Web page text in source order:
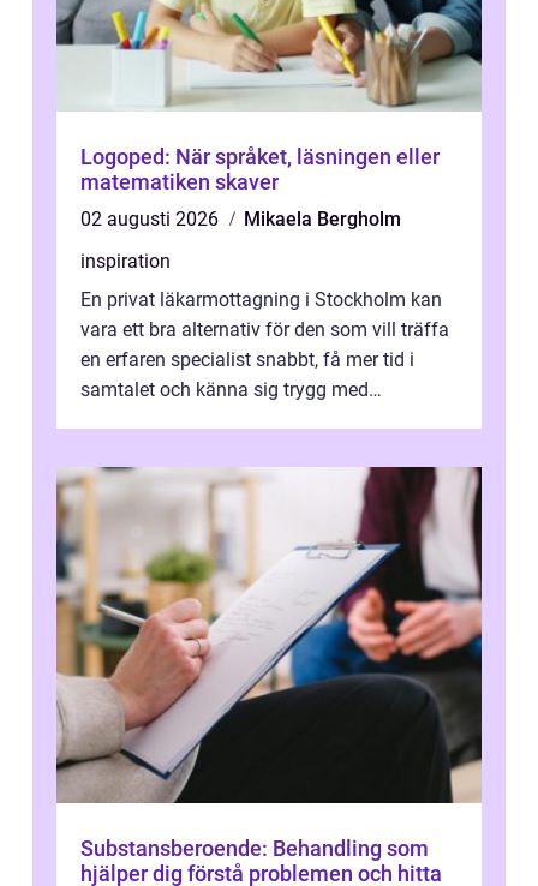
Logoped: När språket, läsningen eller
matematiken skaver
02 augusti 2026
Mikaela Bergholm
inspiration
En privat läkarmottagning i Stockholm kan
vara ett bra alternativ för den som vill träffa
en erfaren specialist snabbt, få mer tid i
samtalet och känna sig trygg med
Substansberoende: Behandling som
hjälper dig förstå problemen och hitta